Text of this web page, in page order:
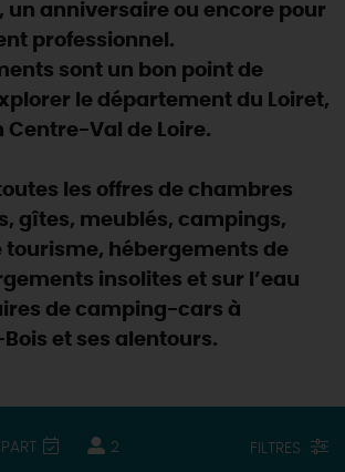
sorties en famille dans le Loiret !
des animations "Loiret au fil de l'eau"
2026
Où sortir ?
AUJOURD'HUI
DEMAIN
CETTE SEMAINE
un anniversaire ou encore pour
professionnel.
sont un bon point de
le département du Loiret,
Centre-Val de Loire.
les offres de chambres
gîtes, meublés, campings,
tourisme, hébergements de
insolites et sur l’eau
de camping-cars à
et ses alentours.
2 FILTRES